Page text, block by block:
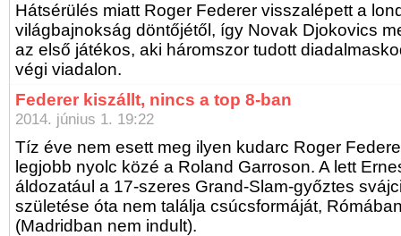
Hátsérülés miatt Roger Federer visszalépett a
világbajnokság döntőjétől, így Novak Djokovics
az első játékos, aki háromszor tudott
végi viadalon.
Federer kiszállt, nincs a top 8-ban
2014. június 1. 19:22
Tíz éve nem esett meg ilyen kudarc Roger
legjobb nyolc közé a Roland Garroson. A lett
áldozatául a 17-szeres Grand-Slam-győztes
születése óta nem találja csúcsformáját,
(Madridban nem indult).